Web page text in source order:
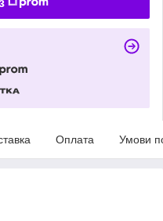
Оплата Умови